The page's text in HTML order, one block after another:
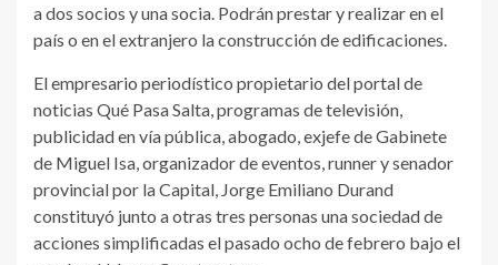
a dos socios y una socia. Podrán prestar y realizar en el
país o en el extranjero la construcción de edificaciones.
El empresario periodístico propietario del portal de
noticias Qué Pasa Salta, programas de televisión,
publicidad en vía pública, abogado, exjefe de Gabinete
de Miguel Isa, organizador de eventos, runner y senador
provincial por la Capital, Jorge Emiliano Durand
constituyó junto a otras tres personas una sociedad de
acciones simplificadas el pasado ocho de febrero bajo el